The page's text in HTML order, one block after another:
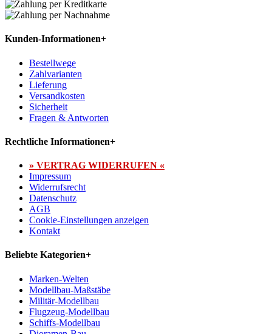
Kunden-Informationen+
Bestellwege
Zahlvarianten
Lieferung
Versandkosten
Sicherheit
Fragen & Antworten
Rechtliche Informationen+
» VERTRAG WIDERRUFEN «
Impressum
Widerrufsrecht
Datenschutz
AGB
Cookie-Einstellungen anzeigen
Kontakt
Beliebte Kategorien+
Marken-Welten
Modellbau-Maßstäbe
Militär-Modellbau
Flugzeug-Modellbau
Schiffs-Modellbau